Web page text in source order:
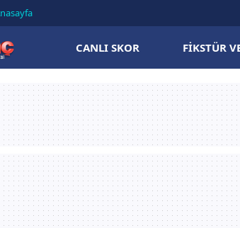
CANLI SKOR FIKSTÜR